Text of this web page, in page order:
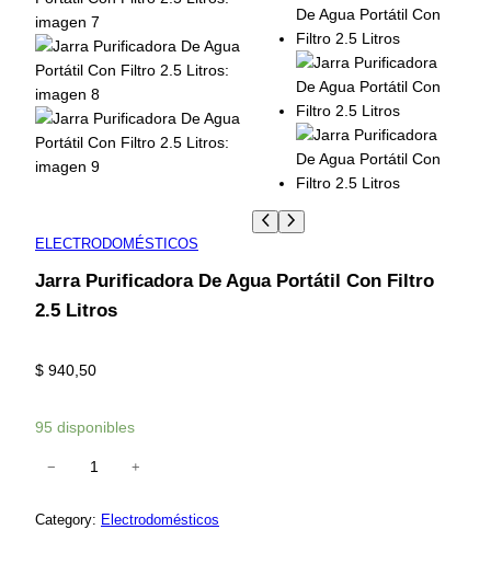
ELECTRODOMÉSTICOS
Jarra Purificadora De Agua Portátil Con Filtro
2.5 Litros
$ 940,50
95 disponibles
r
− +
Category: Electrodomésticos